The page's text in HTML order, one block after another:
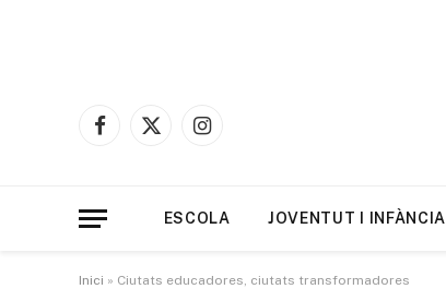
Facebook
X
Instagram
ESCOLA JOVENTUT I INFÀNCIA
Inici » Ciutats educadores, ciutats transformadores